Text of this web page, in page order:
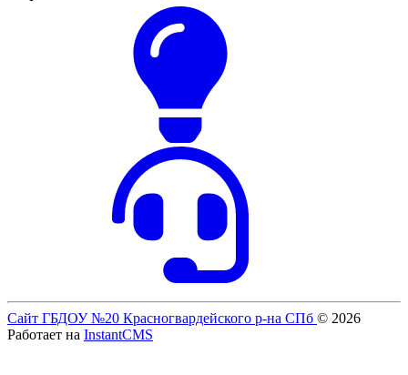
Сайт ГБДОУ №20 Красногвардейского р-на СПб © 2026
Работает на InstantCMS